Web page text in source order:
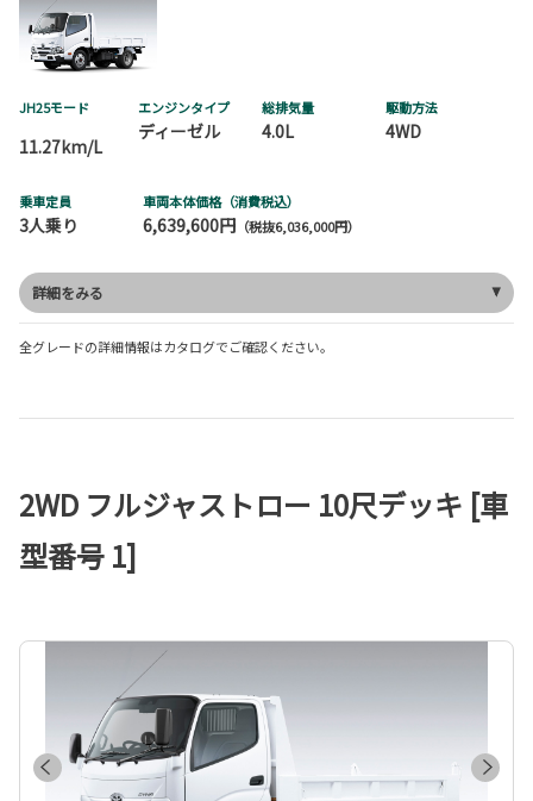
JH25モード
11.27km/L
エンジンタイプ
ディーゼル
総排気量
4.0L
駆動方法
4WD
乗車定員
3人乗り
車両本体価格（消費税込）
6,639,600円 （税抜6,036,000円）
詳細をみる
全グレードの詳細情報はカタログでご確認ください。
2WD フルジャストロー 10尺デッキ [車
型番号 1]